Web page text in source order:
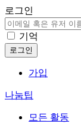
로그인
기억
가입
나눔팁
모든 활동